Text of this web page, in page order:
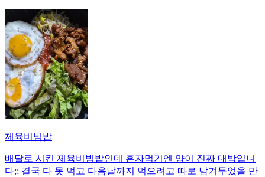
제육비빔밥
배달로 시킨 제육비빔밥인데 혼자먹기엔 양이 진짜 대박입니
다;; 결국 다 못 먹고 다음날까지 먹으려고 따로 남겨두었을 만